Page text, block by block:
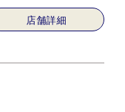
店舗詳細